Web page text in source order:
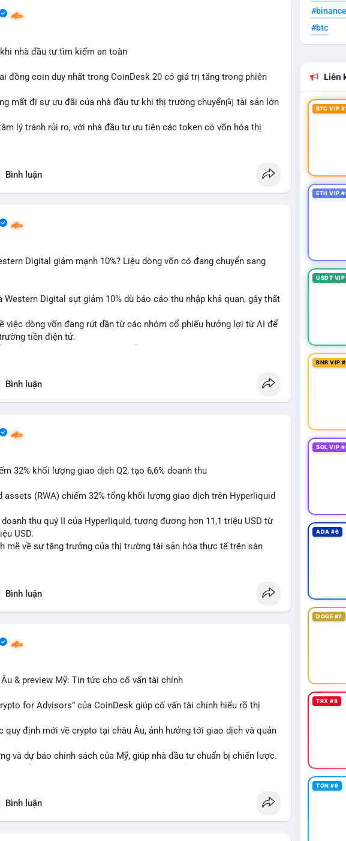
nhà đầu tư tìm kiếm an toàn
đồng coin duy nhất trong CoinDesk 20 có giá trị tăng trong phiên
mất đi sự ưu đãi của nhà đầu tư khi thị trường chuyển向 tài sản lớn
lý tránh rủi ro, với nhà đầu tư ưu tiên các token có vốn hóa thị
Bình luận
Digital giảm mạnh 10%? Liệu dòng vốn có đang chuyển sang
Western Digital sụt giảm 10% dù báo cáo thu nhập khả quan, gây thất
việc dòng vốn đang rút dần từ các nhóm cổ phiếu hưởng lợi từ AI để
tiền điện tử.
#marketanalysis
Bình luận
32% khối lượng giao dịch Q2, tạo 6,6% doanh thu
assets (RWA) chiếm 32% tổng khối lượng giao dịch trên Hyperliquid
doanh thu quý II của Hyperliquid, tương đương hơn 11,1 triệu USD từ
USD.
mẽ về sự tăng trưởng của thị trường tài sản hóa thực tế trên sàn
Bình luận
& preview Mỹ: Tin tức cho cố vấn tài chính
for Advisors” của CoinDesk giúp cố vấn tài chính hiểu rõ thị
quy định mới về crypto tại châu Âu, ảnh hưởng tới giao dịch và quản
và dự báo chính sách của Mỹ, giúp nhà đầu tư chuẩn bị chiến lược.
Bình luận
#btc
Liên
BTC VIP
ETH VIP
USDT
BNB VIP
SOL VIP
ADA #6
DOGE #7
TRX #8
TON #9